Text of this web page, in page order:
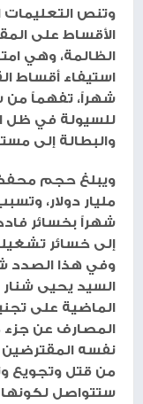
وتنص
الأقساط على
الظالمة، وهي
شهراً، تفهماً من
للسيولة في ظل
والبطالة إلى
ويبلغ حجم
شهراً بخسائر
إلى خسائر
وفي هذا الصدد
السيد يحيى شنار
الماضية على
المصارف عن جزء
نفسه
من قتل وتجويع
ستتواصل لكونها